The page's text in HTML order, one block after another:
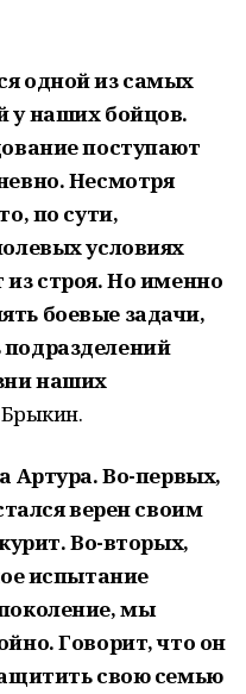
одной из самых
у наших бойцов.
поступают
Несмотря
по сути,
условиях
строя. Но именно
боевые задачи,
наших
Артура. Во-первых,
верен своим
Во-вторых,
испытание
мы
Говорит, что он
свою семью